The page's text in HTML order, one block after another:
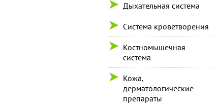
Дыхательная система
Система кроветворения
Костномышечная
система
Кожа,
дерматологические
препараты